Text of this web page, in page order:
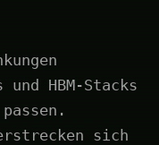
HBM-Stacks
sich